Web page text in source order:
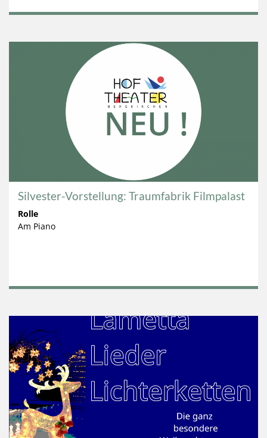
Silvester-Vorstellung: Traumfabrik Filmpalast
Rolle
Am Piano